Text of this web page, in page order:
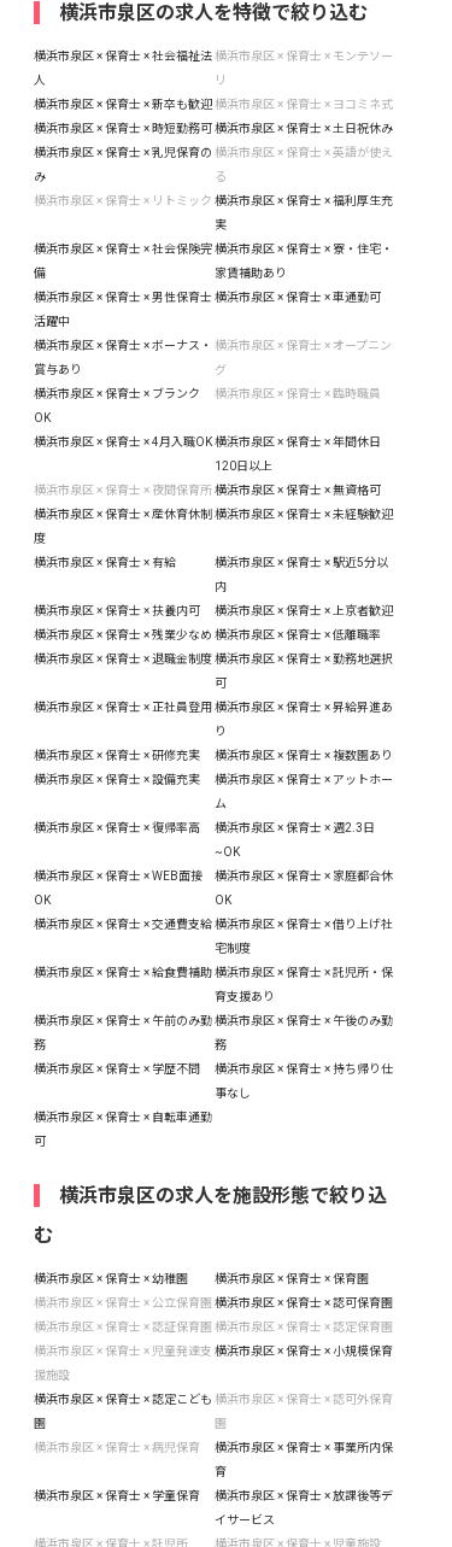
横浜市泉区の求人を特徴で絞り込む
横浜市泉区 × 保育士 × 社会福祉法
人
横浜市泉区 × 保育士 × モンテソー
リ
横浜市泉区 × 保育士 × 新卒も歓迎横浜市泉区 × 保育士 × ヨコミネ式
横浜市泉区 × 保育士 × 時短勤務可横浜市泉区 × 保育士 × 土日祝休み
横浜市泉区 × 保育士 × 乳児保育の
み
横浜市泉区 × 保育士 × 英語が使え
る
横浜市泉区 × 保育士 × リトミック 横浜市泉区 × 保育士 × 福利厚生充
実
横浜市泉区 × 保育士 × 社会保険完
備
横浜市泉区 × 保育士 × 寮・住宅・
家賃補助あり
横浜市泉区 × 保育士 × 男性保育士
活躍中
横浜市泉区 × 保育士 × 車通勤可
横浜市泉区 × 保育士 × ボーナス・
賞与あり
横浜市泉区 × 保育士 × オープニン
グ
横浜市泉区 × 保育士 × ブランク
OK
横浜市泉区 × 保育士 × 臨時職員
横浜市泉区 × 保育士 × 4月入職OK横浜市泉区 × 保育士 × 年間休日
120日以上
横浜市泉区 × 保育士 × 夜間保育所横浜市泉区 × 保育士 × 無資格可
横浜市泉区 × 保育士 × 産休育休制
度
横浜市泉区 × 保育士 × 未経験歓迎
横浜市泉区 × 保育士 × 有給
横浜市泉区 × 保育士 × 駅近5分以
内
横浜市泉区 × 保育士 × 扶養内可
横浜市泉区 × 保育士 × 上京者歓迎
横浜市泉区 × 保育士 × 残業少なめ 横浜市泉区 × 保育士 × 低離職率
横浜市泉区 × 保育士 × 退職金制度横浜市泉区 × 保育士 × 勤務地選択
可
横浜市泉区 × 保育士 × 正社員登用 横浜市泉区 × 保育士 × 昇給昇進あ
り
横浜市泉区 × 保育士 × 研修充実
横浜市泉区 × 保育士 × 複数園あり
横浜市泉区 × 保育士 × 設備充実
横浜市泉区 × 保育士 × アットホー
ム
横浜市泉区 × 保育士 × 復帰率高
横浜市泉区 × 保育士 × 週2.3日
~OK
横浜市泉区 × 保育士 × WEB面接
OK
横浜市泉区 × 保育士 × 家庭都合休
OK
横浜市泉区 × 保育士 × 交通費支給横浜市泉区 × 保育士 × 借り上げ社
宅制度
横浜市泉区 × 保育士 × 給食費補助横浜市泉区 × 保育士 × 託児所・保
育支援あり
横浜市泉区 × 保育士 × 午前のみ勤
務
横浜市泉区 × 保育士 × 午後のみ勤
務
横浜市泉区 × 保育士 × 学歴不問
横浜市泉区 × 保育士 × 持ち帰り仕
事なし
横浜市泉区 × 保育士 × 自転車通勤
可
横浜市泉区の求人を施設形態で絞り込
む
横浜市泉区 × 保育士 × 幼稚園
横浜市泉区 × 保育士 × 保育園
横浜市泉区 × 保育士 × 公立保育園 横浜市泉区 × 保育士 × 認可保育園
横浜市泉区 × 保育士 × 認証保育園 横浜市泉区 × 保育士 × 認定保育園
横浜市泉区 × 保育士 × 児童発達支
援施設
横浜市泉区 × 保育士 × 小規模保育
横浜市泉区 × 保育士 × 認定こども
園
横浜市泉区 × 保育士 × 認可外保育
園
横浜市泉区 × 保育士 × 病児保育
横浜市泉区 × 保育士 × 事業所内保
育
横浜市泉区 × 保育士 × 学童保育
横浜市泉区 × 保育士 × 放課後等デ
イサービス
横浜市泉区 × 保育士 × 託児所
横浜市泉区 × 保育士 × 児童施設